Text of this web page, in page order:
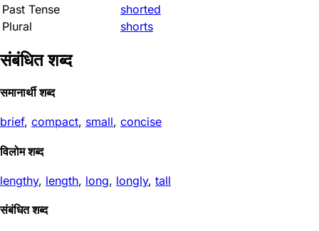
Past Tense
shorted
Plural
shorts
संबंधित शब्द
समानार्थी शब्द
brief, compact, small, concise
विलोम शब्द
lengthy, length, long, longly, tall
संबंधित शब्द